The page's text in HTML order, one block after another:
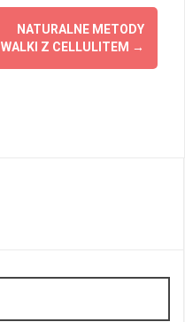
NATURALNE METODY
WALKI Z CELLULITEM →